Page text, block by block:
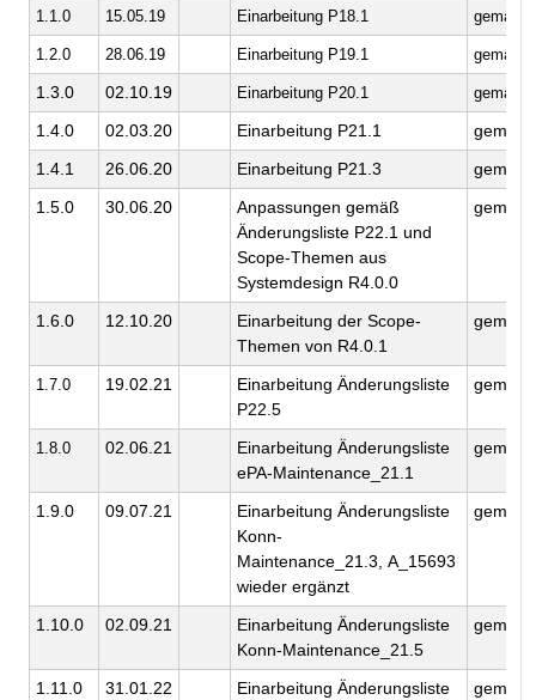
1.1.0 15.05.19 Einarbeitung P18.1 gematik
1.2.0 28.06.19 Einarbeitung P19.1 gematik
1.3.0 02.10.19 Einarbeitung P20.1 gematik
1.4.0 02.03.20 Einarbeitung P21.1
gematik
1.4.1
26.06.20 Einarbeitung P21.3
gematik
1.5.0
30.06.20
Anpassungen gemäß
Änderungsliste P22.1 und
Scope-Themen aus
Systemdesign R4.0.0
gematik
1.6.0 12.10.20
Einarbeitung der Scope-
Themen von R4.0.1
gematik
1.7.0 19.02.21
Einarbeitung Änderungsliste
P22.5
gematik
1.8.0 02.06.21
Einarbeitung Änderungsliste
ePA-Maintenance_21.1
gematik
1.9.0 09.07.21
Einarbeitung Änderungsliste
Konn-
Maintenance_21.3, A_15693
wieder ergänzt
gematik
1.10.0 02.09.21
Einarbeitung Änderungsliste
Konn-Maintenance_21.5
gematik
1.11.0 31.01.22
Einarbeitung Änderungsliste
gematik